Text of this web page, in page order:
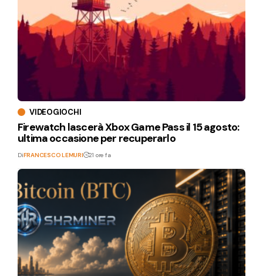
VIDEOGIOCHI
Firewatch lascerà Xbox Game Pass il 15 agosto:
ultima occasione per recuperarlo
DiFRANCESCO LEMURI 21 ore fa